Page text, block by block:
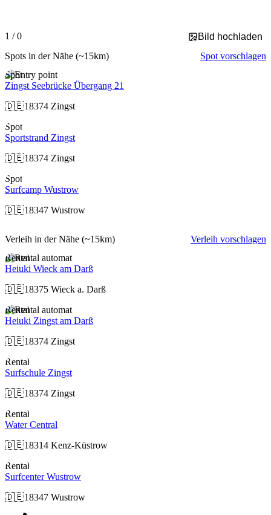
Slide 1 of 0 is displayed
1 / 0
Bild hochladen
Spots in der Nähe (~15km)
Spot vorschlagen
Spot
Zingst Seebrücke Übergang 21
🇩🇪18374 Zingst
Spot
Sportstrand Zingst
🇩🇪18374 Zingst
Spot
Surfcamp Wustrow
🇩🇪18347 Wustrow
Verleih in der Nähe (~15km)
Verleih vorschlagen
Rental
Heiuki Wieck am Darß
🇩🇪18375 Wieck a. Darß
Rental
Heiuki Zingst am Darß
🇩🇪18374 Zingst
Rental
Surfschule Zingst
🇩🇪18374 Zingst
Rental
Water Central
🇩🇪18314 Kenz-Küstrow
Rental
Surfcenter Wustrow
🇩🇪18347 Wustrow